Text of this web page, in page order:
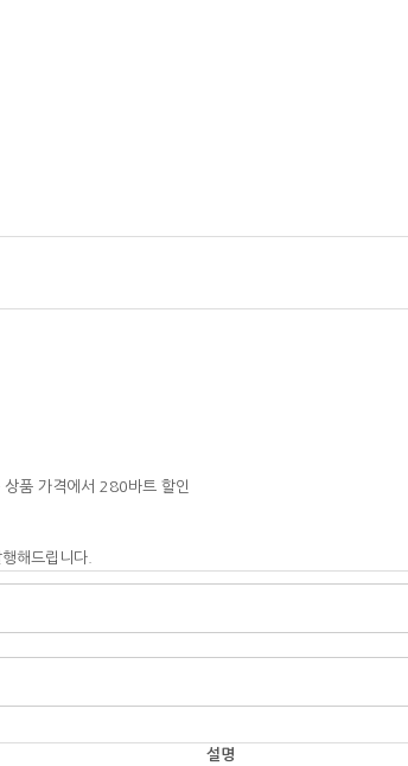
품 가격에서 280바트 할인
해드립니다.
설명